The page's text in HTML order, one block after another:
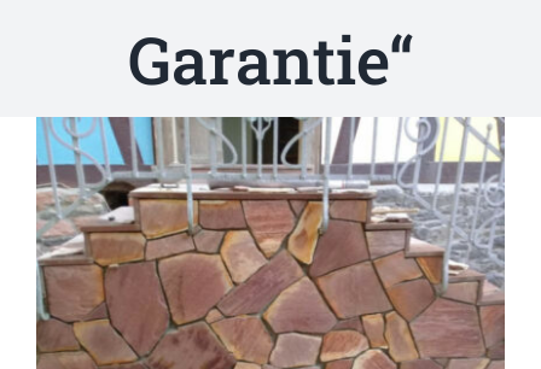
Garantie“
Zeige
grösseres
Bild